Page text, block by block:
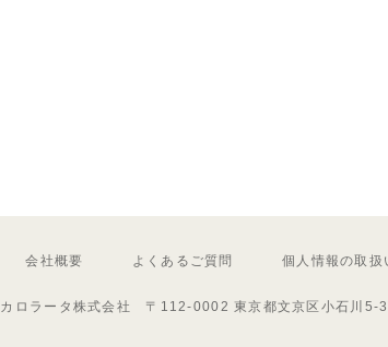
会社概要 よくあるご質問 個人情報の取扱
カロラータ株式会社 〒112-0002 東京都文京区小石川5-